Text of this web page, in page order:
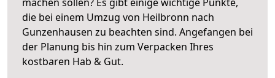
die bei einem Umzug von Heilbronn nach
Gunzenhausen zu beachten sind. Angefangen bei
der Planung bis hin zum Verpacken Ihres
kostbaren Hab & Gut.